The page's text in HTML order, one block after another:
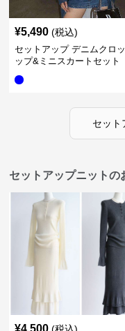
¥5,490 (税込)
セットアップ デニムクロ
ップ&ミニスカートセット
セット
セットアップニットの
¥4,500